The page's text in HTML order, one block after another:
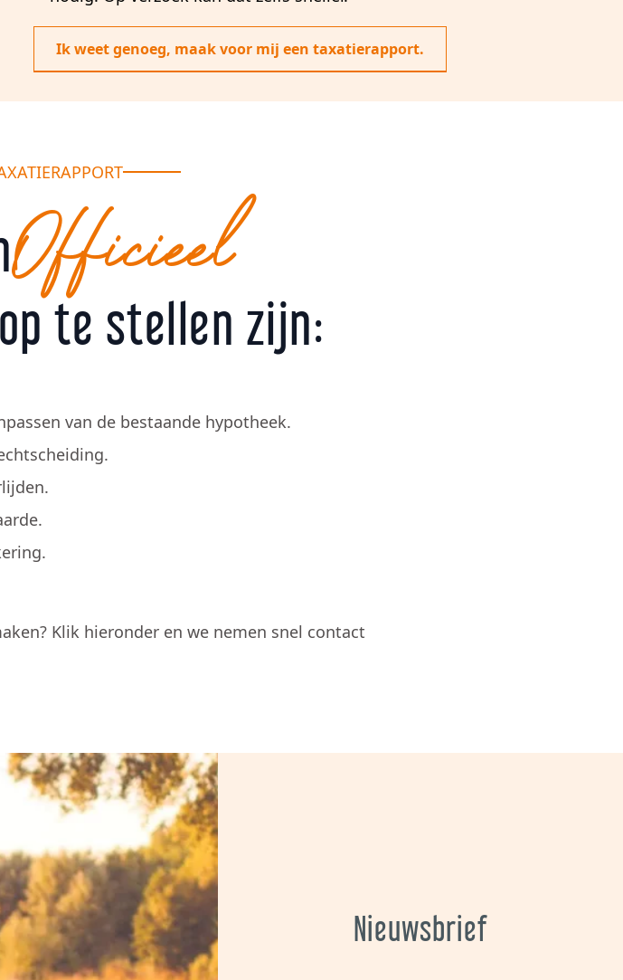
Ik weet genoeg, maak voor mij een taxatierapport.
Officieel
te stellen zijn:
van de bestaande hypotheek.
Klik hieronder en we nemen snel contact
Nieuwsbrief